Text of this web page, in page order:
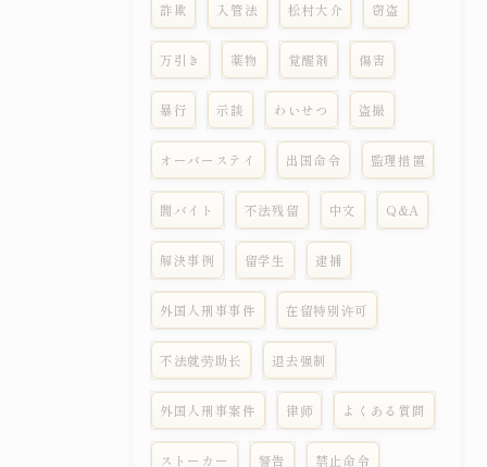
詐欺 入管法 松村大介 窃盗
万引き 薬物 覚醒剤 傷害
暴行 示談 わいせつ 盗撮
オーバーステイ 出国命令 監理措置
闇バイト 不法残留 中文 Q&A
解決事例 留学生 逮捕
外国人刑事事件 在留特别许可
不法就劳助长 退去强制
外国人刑事案件 律师 よくある質問
ストーカー 警告 禁止命令